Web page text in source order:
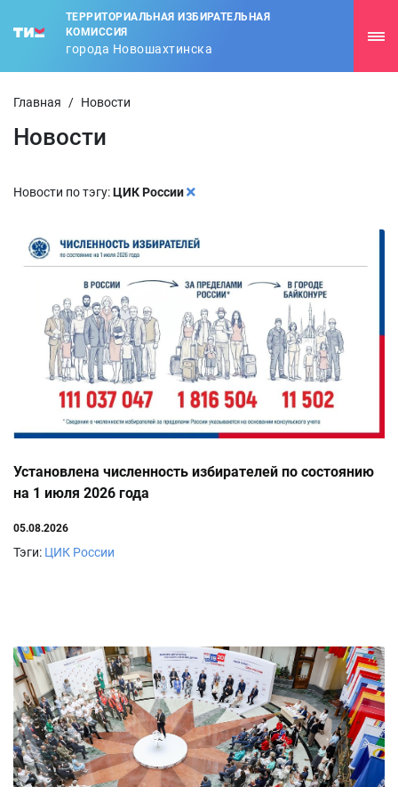
ТЕРРИТОРИАЛЬНАЯ ИЗБИРАТЕЛЬНАЯ
КОМИССИЯ
города Новошахтинска
Главная / Новости
Новости
Новости по тэгу:ЦИК России
Установлена численность избирателей по состоянию
на 1 июля 2026 года
05.08.2026
Тэги: ЦИК России